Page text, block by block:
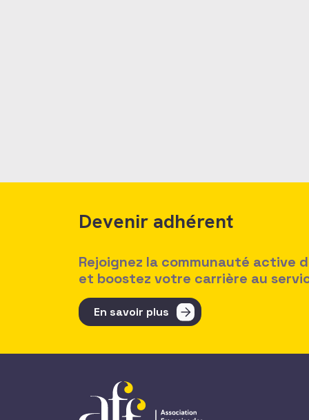
Devenir adhérent
Rejoignez la communauté
et boostez votre carrière au
En savoir plus